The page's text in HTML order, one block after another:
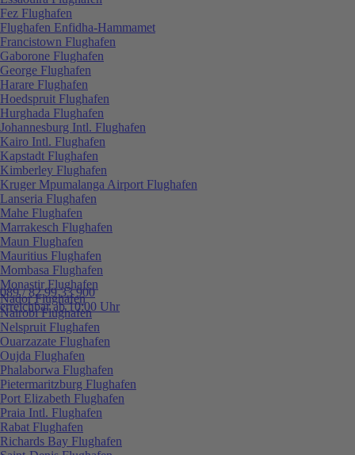
089 / 82 99 33 900
erreichbar ab 10:00 Uhr
Fez Flughafen
Flughafen Enfidha-Hammamet
Francistown Flughafen
Gaborone Flughafen
George Flughafen
Harare Flughafen
Hoedspruit Flughafen
Hurghada Flughafen
Johannesburg Intl. Flughafen
Kairo Intl. Flughafen
Kapstadt Flughafen
Kimberley Flughafen
Kruger Mpumalanga Airport Flughafen
Lanseria Flughafen
Mahe Flughafen
Marrakesch Flughafen
Maun Flughafen
Mauritius Flughafen
Mombasa Flughafen
Monastir Flughafen
Nador Flughafen
Nairobi Flughafen
Nelspruit Flughafen
Ouarzazate Flughafen
Oujda Flughafen
Phalaborwa Flughafen
Pietermaritzburg Flughafen
Port Elizabeth Flughafen
Praia Intl. Flughafen
Rabat Flughafen
Richards Bay Flughafen